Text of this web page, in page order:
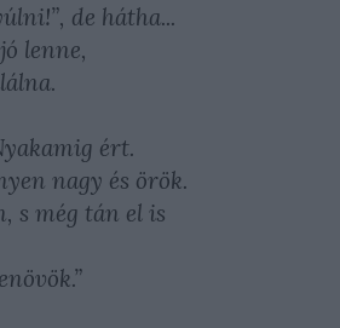
de hátha...
lenne,
ért.
nagy és örök.
s még tán el is
”